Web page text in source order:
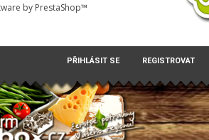
by PrestaShop™
PŘIHLÁSIT SE REGISTROVAT